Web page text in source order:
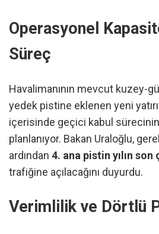
Operasyonel
Süreç
Havalimanının mevcut kuzey-
yedek pistine eklenen yeni
içerisinde geçici kabul
planlanıyor. Bakan Uraloğlu,
ardından 4. ana pistin yılın
trafiğine açılacağını duyurdu.
Verimlilik ve Dörtlü